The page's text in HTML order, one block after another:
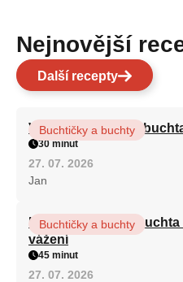
Nejnovější
Další recepty
Vláčná olejová litá
Buchtičky a buchty
30 minut
27. 07. 2026
Jan
Hrnková maková buchta
vážení
Buchtičky a buchty
45 minut
27. 07. 2026